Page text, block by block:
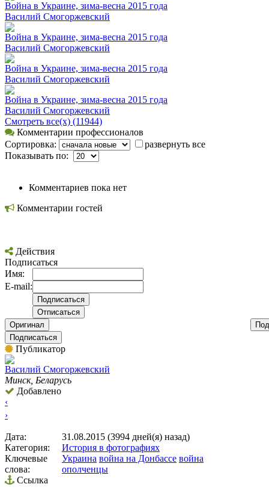
Война в Украине, зима-весна 2015 года
Вacилий Смогоржевский
Война в Украине, зима-весна 2015 года
Вacилий Смогоржевский
Война в Украине, зима-весна 2015 года
Вacилий Смогоржевский
Война в Украине, зима-весна 2015 года
Вacилий Смогоржевский
Смотреть все(х) (11944)
Комментарии профессионалов
Сортировка:
развернуть все
Показывать по:
Комментариев пока нет
Комментарии гостей
Действия
Подписаться
Имя:
E-mail:
Оригинал
Подписаться
Публикатор
Вacилий Смогоржевский
Минск, Беларусь
Добавлено
‹
›
Дата:
31.08.2015 (3994 дней(я) назад)
Категория:
История в фотографиях
Ключевые
слова:
Украина война на Донбассе война
ополченцы
Ссылка